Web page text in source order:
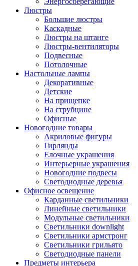
Люстры
Большие люстры
Каскадные
Люстры на штанге
Люстры-вентиляторы
Подвесные
Потолочные
Настольные лампы
Декоративные
Детские
На прищепке
На струбцине
Офисные
Новогодние товары
Акриловые фигуры
Гирлянды
Елочные украшения
Интерьерные украшения
Новогодние подвесы
Светодиодные деревья
Офисное освещение
Карданные светильники
Линейные светильники
Модульные светильники
Светильники downlight
Светильники армстронг
Светильники грильято
Светодиодные панели
Предметы интерьера